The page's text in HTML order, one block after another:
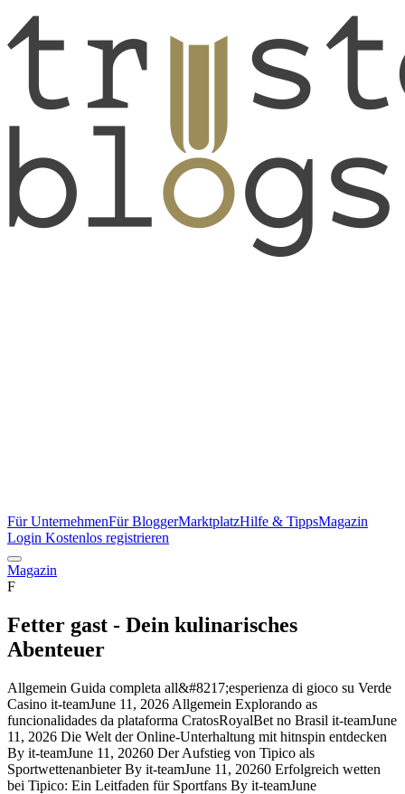
Für UnternehmenFür BloggerMarktplatzHilfe & TippsMagazin
Login Kostenlos registrieren
Magazin
F
Fetter gast - Dein kulinarisches
Abenteuer
Allgemein Guida completa all&#8217;esperienza di gioco su Verde
Casino it-teamJune 11, 2026 Allgemein Explorando as
funcionalidades da plataforma CratosRoyalBet no Brasil it-teamJune
11, 2026 Die Welt der Online-Unterhaltung mit hitnspin entdecken
By it-teamJune 11, 20260 Der Aufstieg von Tipico als
Sportwettenanbieter By it-teamJune 11, 20260 Erfolgreich wetten
bei Tipico: Ein Leitfaden für Sportfans By it-teamJune